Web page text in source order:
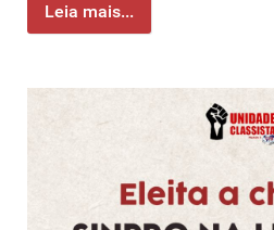
Leia mais...